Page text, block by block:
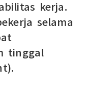
kerja.
selama
tinggal